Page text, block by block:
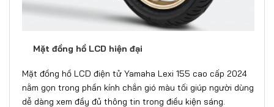
Mặt đồng hồ LCD hiện đại
Mặt đồng hồ LCD điện tử Yamaha Lexi 155 cao cấp 2024
nằm gọn trong phần kính chắn gió màu tối giúp người dùng
dễ dàng xem đầy đủ thông tin trong điều kiện sáng.